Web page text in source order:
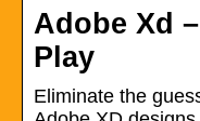
Adobe Xd
Play
Eliminate the